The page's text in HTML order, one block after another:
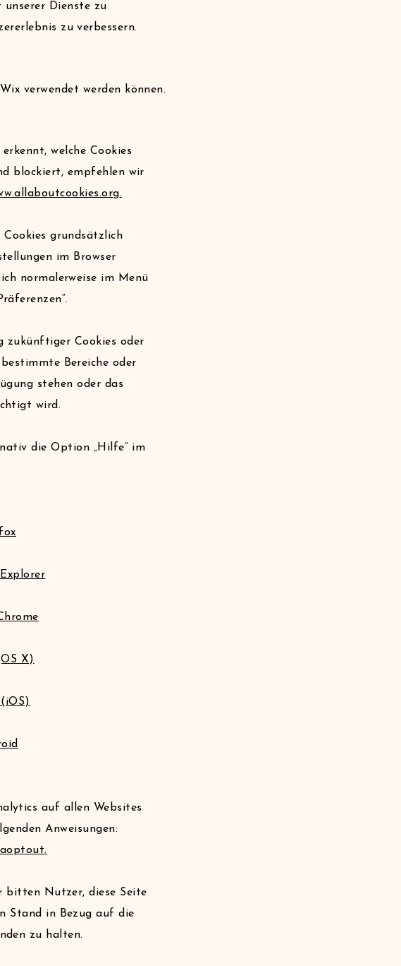
unserer Dienste zu
zu verbessern.
verwendet werden können.
welche Cookies
blockiert, empfehlen wir
.
grundsätzlich
im Browser
normalerweise im Menü
zukünftiger Cookies oder
Bereiche oder
stehen oder das
wird.
die Option „Hilfe“ im
X)
auf allen Websites
Anweisungen:
bitten Nutzer, diese Seite
Stand in Bezug auf die
zu halten.